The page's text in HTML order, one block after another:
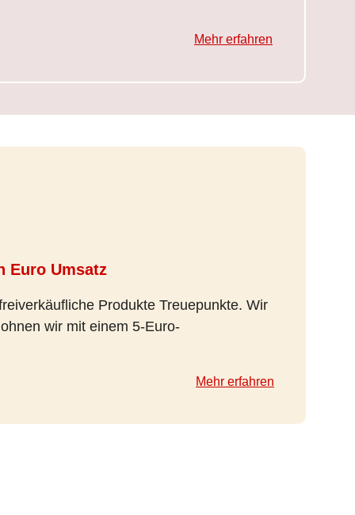
Mehr erfahren
Euro Umsatz
Produkte Treuepunkte. Wir
wir mit einem 5-Euro-
Mehr erfahren